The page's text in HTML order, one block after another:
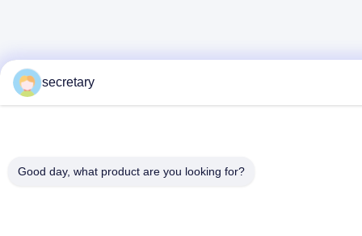
secretary
Good day, what product are you looking for?